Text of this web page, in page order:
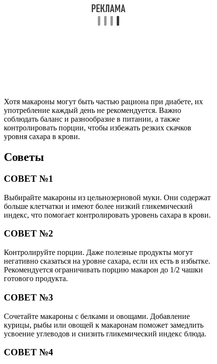
Хотя макароны могут быть частью рациона при диабете, их
употребление каждый день не рекомендуется. Важно
соблюдать баланс и разнообразие в питании, а также
контролировать порции, чтобы избежать резких скачков
уровня сахара в крови.
Советы
СОВЕТ №1
Выбирайте макароны из цельнозерновой муки. Они содержат
больше клетчатки и имеют более низкий гликемический
индекс, что помогает контролировать уровень сахара в крови.
СОВЕТ №2
Контролируйте порции. Даже полезные продукты могут
негативно сказаться на уровне сахара, если их есть в избытке.
Рекомендуется ограничивать порцию макарон до 1/2 чашки
готового продукта.
СОВЕТ №3
Сочетайте макароны с белками и овощами. Добавление
курицы, рыбы или овощей к макаронам поможет замедлить
усвоение углеводов и снизить гликемический индекс блюда.
СОВЕТ №4